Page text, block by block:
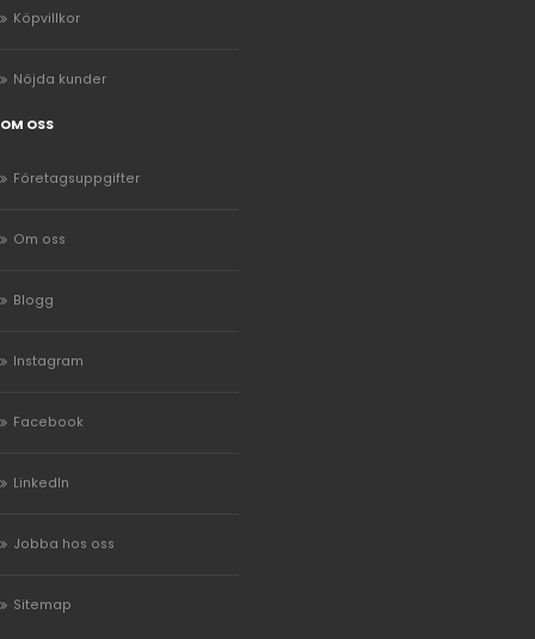
Köpvillkor
Nöjda kunder
OM OSS
Företagsuppgifter
Om oss
Blogg
Instagram
Facebook
LinkedIn
Jobba hos oss
Sitemap